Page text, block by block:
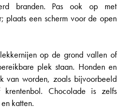
branden. Pas ook op met
plaats een scherm voor de open
op de grond vallen of
plek staan. Honden en
van worden, zoals bijvoorbeeld
Chocolade is zelfs
katten.